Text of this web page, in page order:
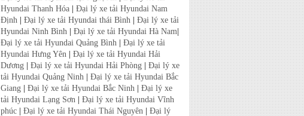
Hyundai Thanh Hóa
Đại lý xe tải Hyundai Nam
Định
Đại lý xe tải Hyundai thái Bình
Đại lý xe tải
Hyundai Ninh Bình
Đại lý xe tải Hyundai Hà Nam
Đại lý xe tải Hyundai Quảng Bình
Đại lý xe tải
Hyundai Hưng Yên
Đại lý xe tải Hyundai Hải
Dương
Đại lý xe tải Hyundai Hải Phòng
Đại lý xe
tải Hyundai Quảng Ninh
Đại lý xe tải Hyundai Bắc
Giang
Đại lý xe tải Hyundai Bắc Ninh
Đại lý xe
tải Hyundai Lạng Sơn
Đại lý xe tải Hyundai Vĩnh
phúc
Đại lý xe tải Hyundai Thái Nguyên
Đại lý